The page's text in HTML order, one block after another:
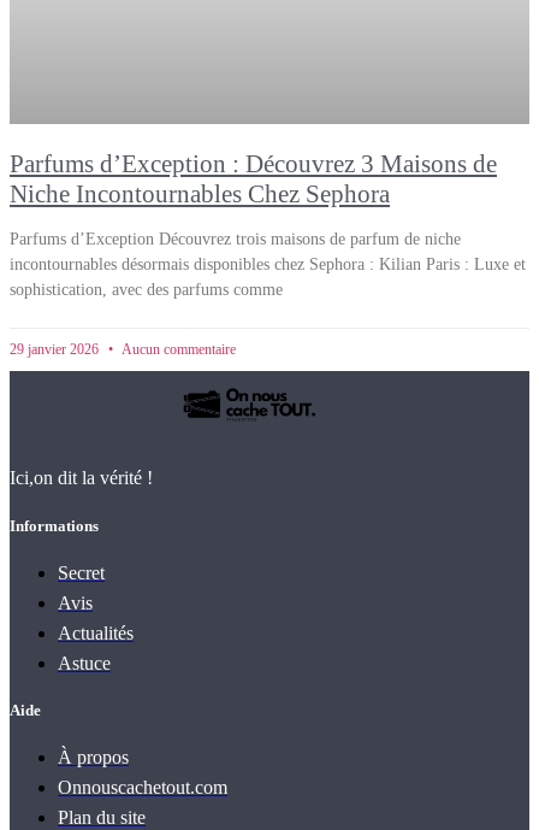
Parfums d’Exception : Découvrez 3 Maisons de
Niche Incontournables Chez Sephora
Parfums d’Exception Découvrez trois maisons de parfum de niche
incontournables désormais disponibles chez Sephora : Kilian Paris : Luxe et
sophistication, avec des parfums comme
29 janvier 2026 Aucun commentaire
Ici,on dit la vérité !
Informations
Secret
Avis
Actualités
Astuce
Aide
À propos
Onnouscachetout.com
Plan du site